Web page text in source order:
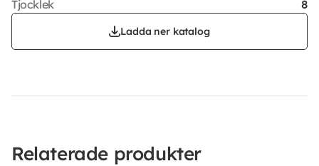
Tjocklek
8
Ladda ner katalog
Relaterade produkter